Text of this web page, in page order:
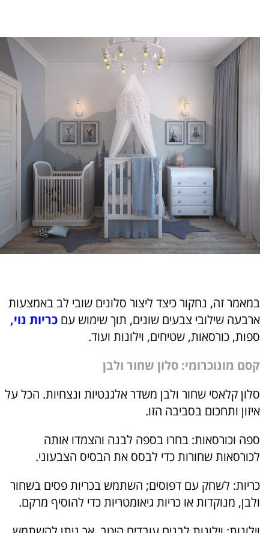
במאמר זה, נחקור כיצד ליצור סלונים שובי לב באמצעות
ארבעה שילובי צבעים שונים, תוך שימוש עם כריות נוי,
ספות, כורסאות, שטיחים, וילונות ועוד.
קסם מונוכרומי: סלון שחור ולבן
סלון קלאסי שחור ולבן משדר אלגנטיות ונצחיות. הכל על
איזון ותחכום בסביבה הזו.
ספה וכורסאות: בחרו בספה לבנה והצמדו אותה
לכורסאות שחורות כדי לבסס את הבסיס הצבעוני.
כריות: לשחק עם דפוסים; השתמש בכריות פסים בשחור
ולבן, מנוקדות או כריות גיאומטריות כדי להוסיף מרקם.